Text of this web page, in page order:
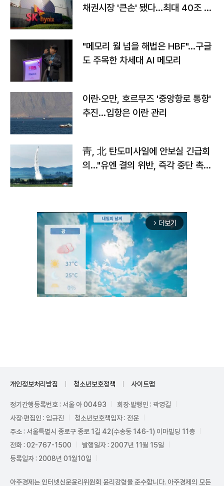
채권시장 '큰손' 됐다…최대 40조 투
"메모리 월 넘을 해법은 HBF"…구글
도 주목한 차세대 AI 메모리
이란·오만, 호르무즈 '중앙항로 통항'
추진…입항은 이란 관리
靑, 北 탄도미사일에 안보실 긴급회
의…"유엔 결의 위반, 즉각 중단 촉
arrow_forward_ios 더보기
개인정보처리방침 청소년보호정책 사이트맵
정기간행등록번호 : 서울 아 00493
회장·발행인 : 곽영길
사장·편집인 : 임규진
청소년보호책임자 : 전운
주소 : 서울특별시 종로구 종로 1길 42(수송동 146-1) 이마빌딩 11층
전화 : 02-767-1500
발행일자 : 2007년 11월 15일
등록일자 : 2008년 01월10일
아주경제는 인터넷신문윤리위원회 윤리강령을 준수합니다. 아주경제의 모든